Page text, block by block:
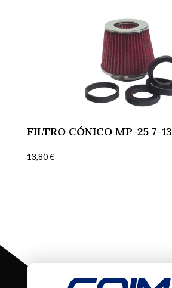
FILTRO CÓNICO MP-25 7-13
13,80€